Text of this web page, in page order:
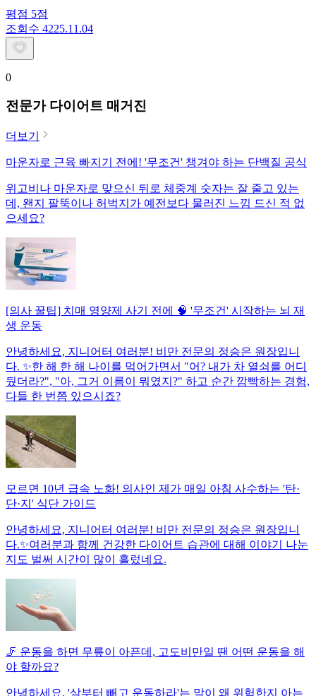
평점 5점
조회수 4225.11.04
0
전문가 다이어트 매거진
더보기
마운자로 근육 빠지기 전에! '무조건' 챙겨야 하는 단백질 공식
위고비나 마운자로 맞으신 뒤로 체중계 숫자는 잘 줄고 있는
데, 왠지 팔뚝이나 허벅지가 예전보다 물러진 느낌 드신 적 없
으세요?
[의사 꿀팁] 치매 영양제 사기 전에 🧠 '무조건' 시작하는 뇌 재
생 운동
안녕하세요, 지니어터 여러분! 비만 전문의 정승은 원장입니
다. ✨한 해 한 해 나이를 먹어가면서 "어? 내가 차 열쇠를 어디
뒀더라?", "아, 그거 이름이 뭐였지?" 하고 순간 깜빡하는 경험,
다들 한 번쯤 있으시죠?
모르면 10년 급속 노화! 의사인 제가 매일 아침 사수하는 '탄·
단·지' 식단 가이드
안녕하세요, 지니어터 여러분! 비만 전문의 정승은 원장입니
다.✨여러분과 함께 건강한 다이어트 습관에 대해 이야기 나눈
지도 벌써 시간이 많이 흘렀네요.
🦵 운동을 하면 무릎이 아픈데, 고도비만일 땐 어떤 운동을 해
야 할까요?
안녕하세요, '살부터 빼고 운동하라'는 말이 왜 위험한지 아는